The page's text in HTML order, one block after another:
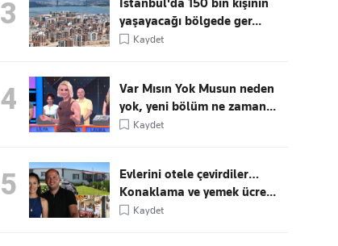
3
İstanbul'da 150 bin kişinin
yaşayacağı bölgede ger...
Kaydet
4
Var Mısın Yok Musun neden
yok, yeni bölüm ne zaman...
Kaydet
5
Evlerini otele çevirdiler…
Konaklama ve yemek ücre...
Kaydet